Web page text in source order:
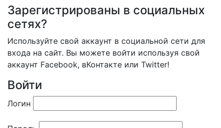
Зарегистрированы в социальных
сетях?
Используйте свой аккаунт в социальной сети для
входа на сайт. Вы можете войти используя свой
аккаунт Facebook, вКонтакте или Twitter!
Войти
Логин